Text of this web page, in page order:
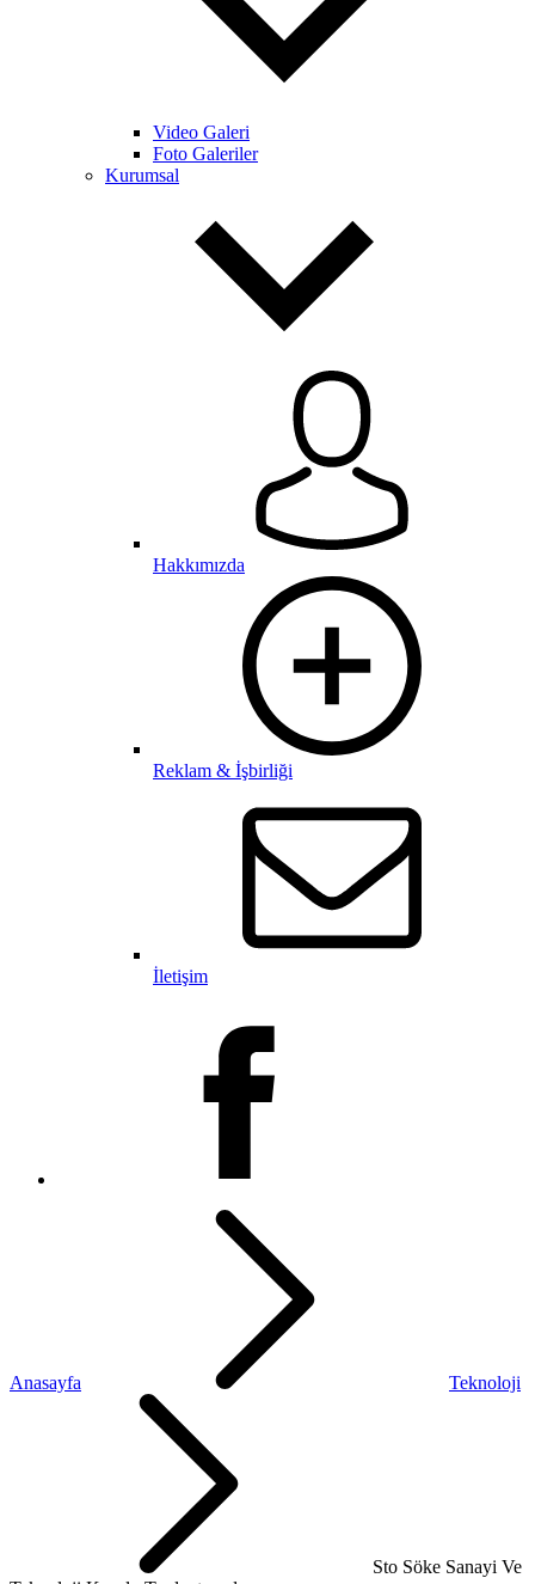
Video Galeri
Foto Galeriler
Kurumsal
Hakkımızda
Reklam & İşbirliği
İletişim
Anasayfa Teknoloji
Sto Söke Sanayi Ve